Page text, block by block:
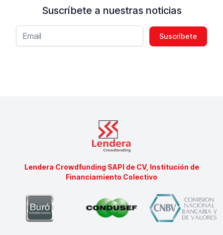
Suscríbete a nuestras noticias
Lendera Crowdfunding SAPI de CV, Institución de
Financiamiento Colectivo